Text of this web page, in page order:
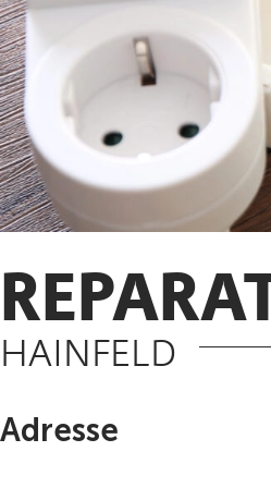
HAINFELD
Adresse